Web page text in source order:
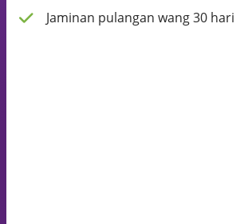
Jaminan pulangan wang 30 hari